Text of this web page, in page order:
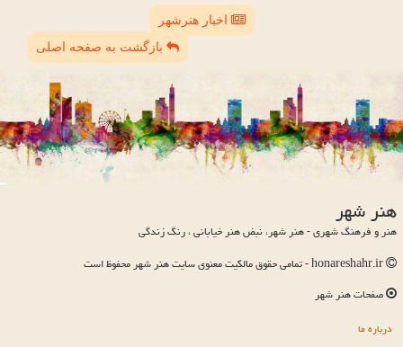
اخبار هنرشهر
بازگشت به صفحه اصلی
هنر شهر
هنر و فرهنگ شهری - هنر شهر، نبض هنر خیابانی ، رنگ زندگی
صفحات هنر شهر
درباره ما